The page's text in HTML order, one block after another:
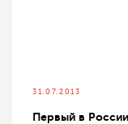
31.07.2013
Первый в